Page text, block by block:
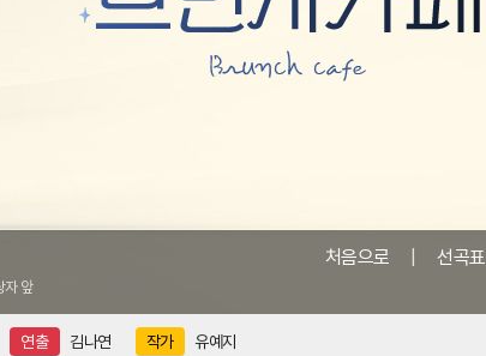
아트홀 대관기준
자 앞
처음으로 선곡표
연출 김나연 작가 유예지